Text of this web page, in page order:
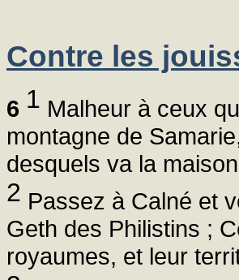
Contre les
6 1 Malheur à ceux
montagne de
desquels va la
2 Passez à Calné et
Geth des Philistins ;
royaumes, et leur